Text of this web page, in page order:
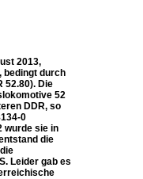
2013,
bedingt durch
52.80). Die
52
DDR, so
0
wurde sie in
die
Leider gab es